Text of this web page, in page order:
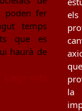
poden fer
temps
que es
haurà de
els
que
la